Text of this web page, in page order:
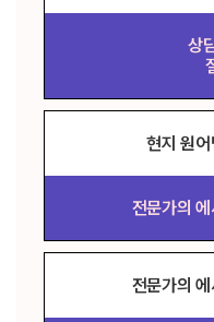
상
현지 원
전문가의
전문가의